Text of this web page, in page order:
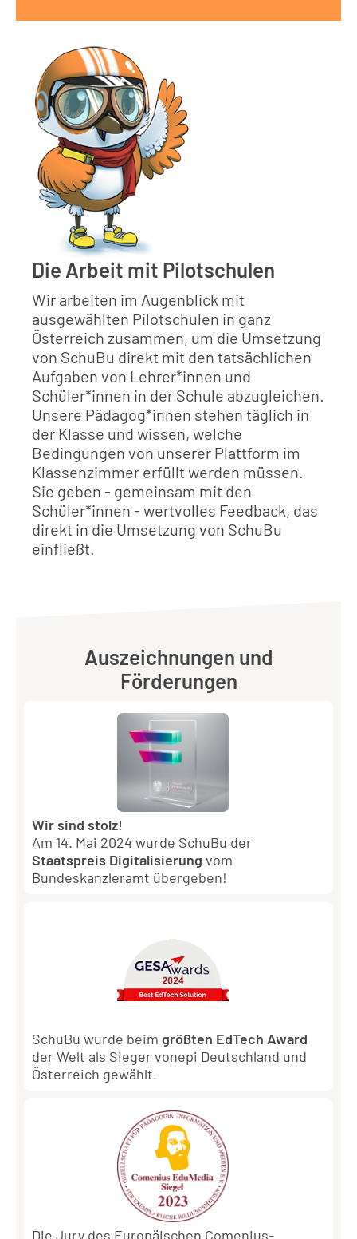
Die Arbeit mit Pilotschulen
Wir arbeiten im Augenblick mit
ausgewählten Pilotschulen in ganz
Österreich zusammen, um die Umsetzung
von SchuBu direkt mit den tatsächlichen
Aufgaben von Lehrer*innen und
Schüler*innen in der Schule abzugleichen.
Unsere Pädagog*innen stehen täglich in
der Klasse und wissen, welche
Bedingungen von unserer Plattform im
Klassenzimmer erfüllt werden müssen.
Sie geben - gemeinsam mit den
Schüler*innen - wertvolles Feedback, das
direkt in die Umsetzung von SchuBu
einfließt.
Auszeichnungen und
Förderungen
Wir sind stolz!
Am 14. Mai 2024 wurde SchuBu der
Staatspreis Digitalisierung vom
Bundeskanzleramt übergeben!
SchuBu wurde beim größten EdTech Award
der Welt als Sieger vonepi Deutschland und
Österreich gewählt.
Die Jury des Europäischen Comenius-